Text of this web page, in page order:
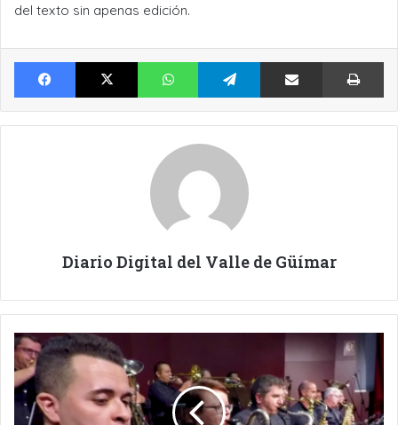
del texto sin apenas edición.
Facebook X WhatsApp Telegram Compartir por Email
Diario Digital del Valle de Güímar
ESTE
PASADO
DOMINGO,
CONCIERTO
DE